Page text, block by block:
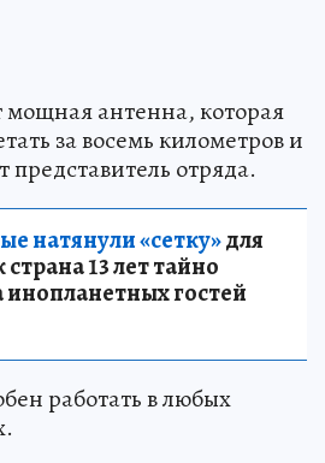
антенна, которая
за восемь километров и
представитель отряда.
натянули «сетку»для
13 лет тайно
инопланетных гостей
работать в любых